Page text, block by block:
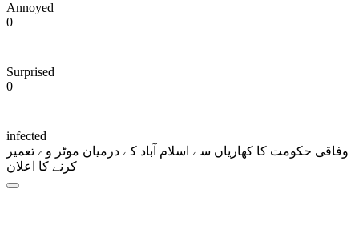
Annoyed
0
Surprised
0
infected
وفاقی حکومت کا کھاریاں سے اسلام آباد کے درمیان موٹر وے تعمیر
کرنے کا اعلان